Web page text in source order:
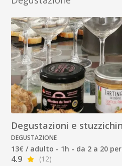
Degustazioni e
DEGUSTAZIONE
13€ / adulto - 1h - da 2 a 20
4.9
(12)